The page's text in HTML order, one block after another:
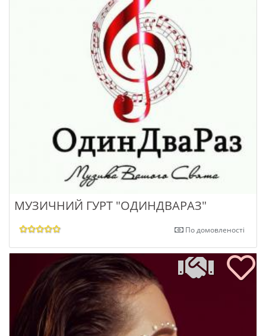
МУЗИЧНИЙ ГУРТ "ОДИНДВАРАЗ"
По домовленості